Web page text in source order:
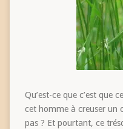
Qu’est-ce que c’est que
cet homme à creuser un
pas ? Et pourtant, ce